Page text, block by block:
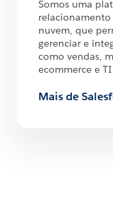
Somos uma
relacionamento
nuvem, que
gerenciar e
como vendas,
ecommerce e
Mais de